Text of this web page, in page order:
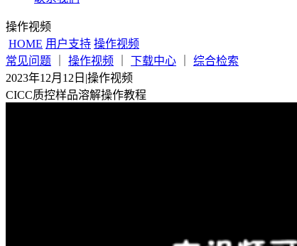
操作视频
HOME 用户支持 操作视频
常见问题
操作视频 下载中心
综合检索
2023年12月12日 |操作视频
CICC质控样品溶解操作教程